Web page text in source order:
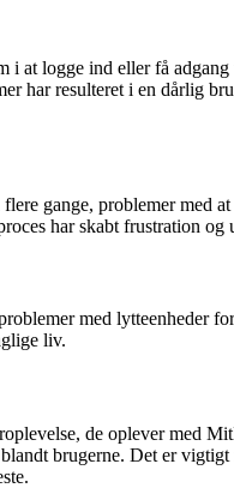
at logge ind eller få
har resulteret i en dårlig
gange, problemer med
har skabt frustration og
med lytteenheder
liv.
de oplever med
brugerne. Det er vigtigt